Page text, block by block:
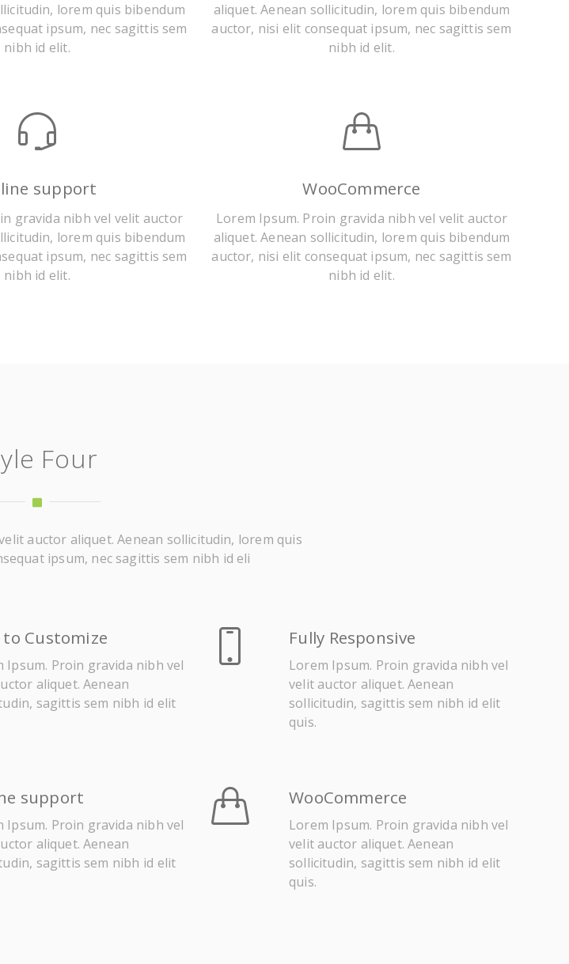
lorem quis bibendum
ipsum, nec sagittis sem
nibh id elit.
aliquet. Aenean sollicitudin, lorem quis bibendum
auctor, nisi elit consequat ipsum, nec sagittis sem
nibh id elit.
support
gravida nibh vel velit auctor
lorem quis bibendum
ipsum, nec sagittis sem
nibh id elit.
WooCommerce
Lorem Ipsum. Proin gravida nibh vel velit auctor
aliquet. Aenean sollicitudin, lorem quis bibendum
auctor, nisi elit consequat ipsum, nec sagittis sem
nibh id elit.
Four
auctor aliquet. Aenean sollicitudin, lorem quis
ipsum, nec sagittis sem nibh id eli
to Customize
Ipsum. Proin gravida nibh vel
aliquet. Aenean
sagittis sem nibh id elit
Fully Responsive
Lorem Ipsum. Proin gravida nibh vel
velit auctor aliquet. Aenean
sollicitudin, sagittis sem nibh id elit
quis.
support
Ipsum. Proin gravida nibh vel
aliquet. Aenean
sagittis sem nibh id elit
WooCommerce
Lorem Ipsum. Proin gravida nibh vel
velit auctor aliquet. Aenean
sollicitudin, sagittis sem nibh id elit
quis.